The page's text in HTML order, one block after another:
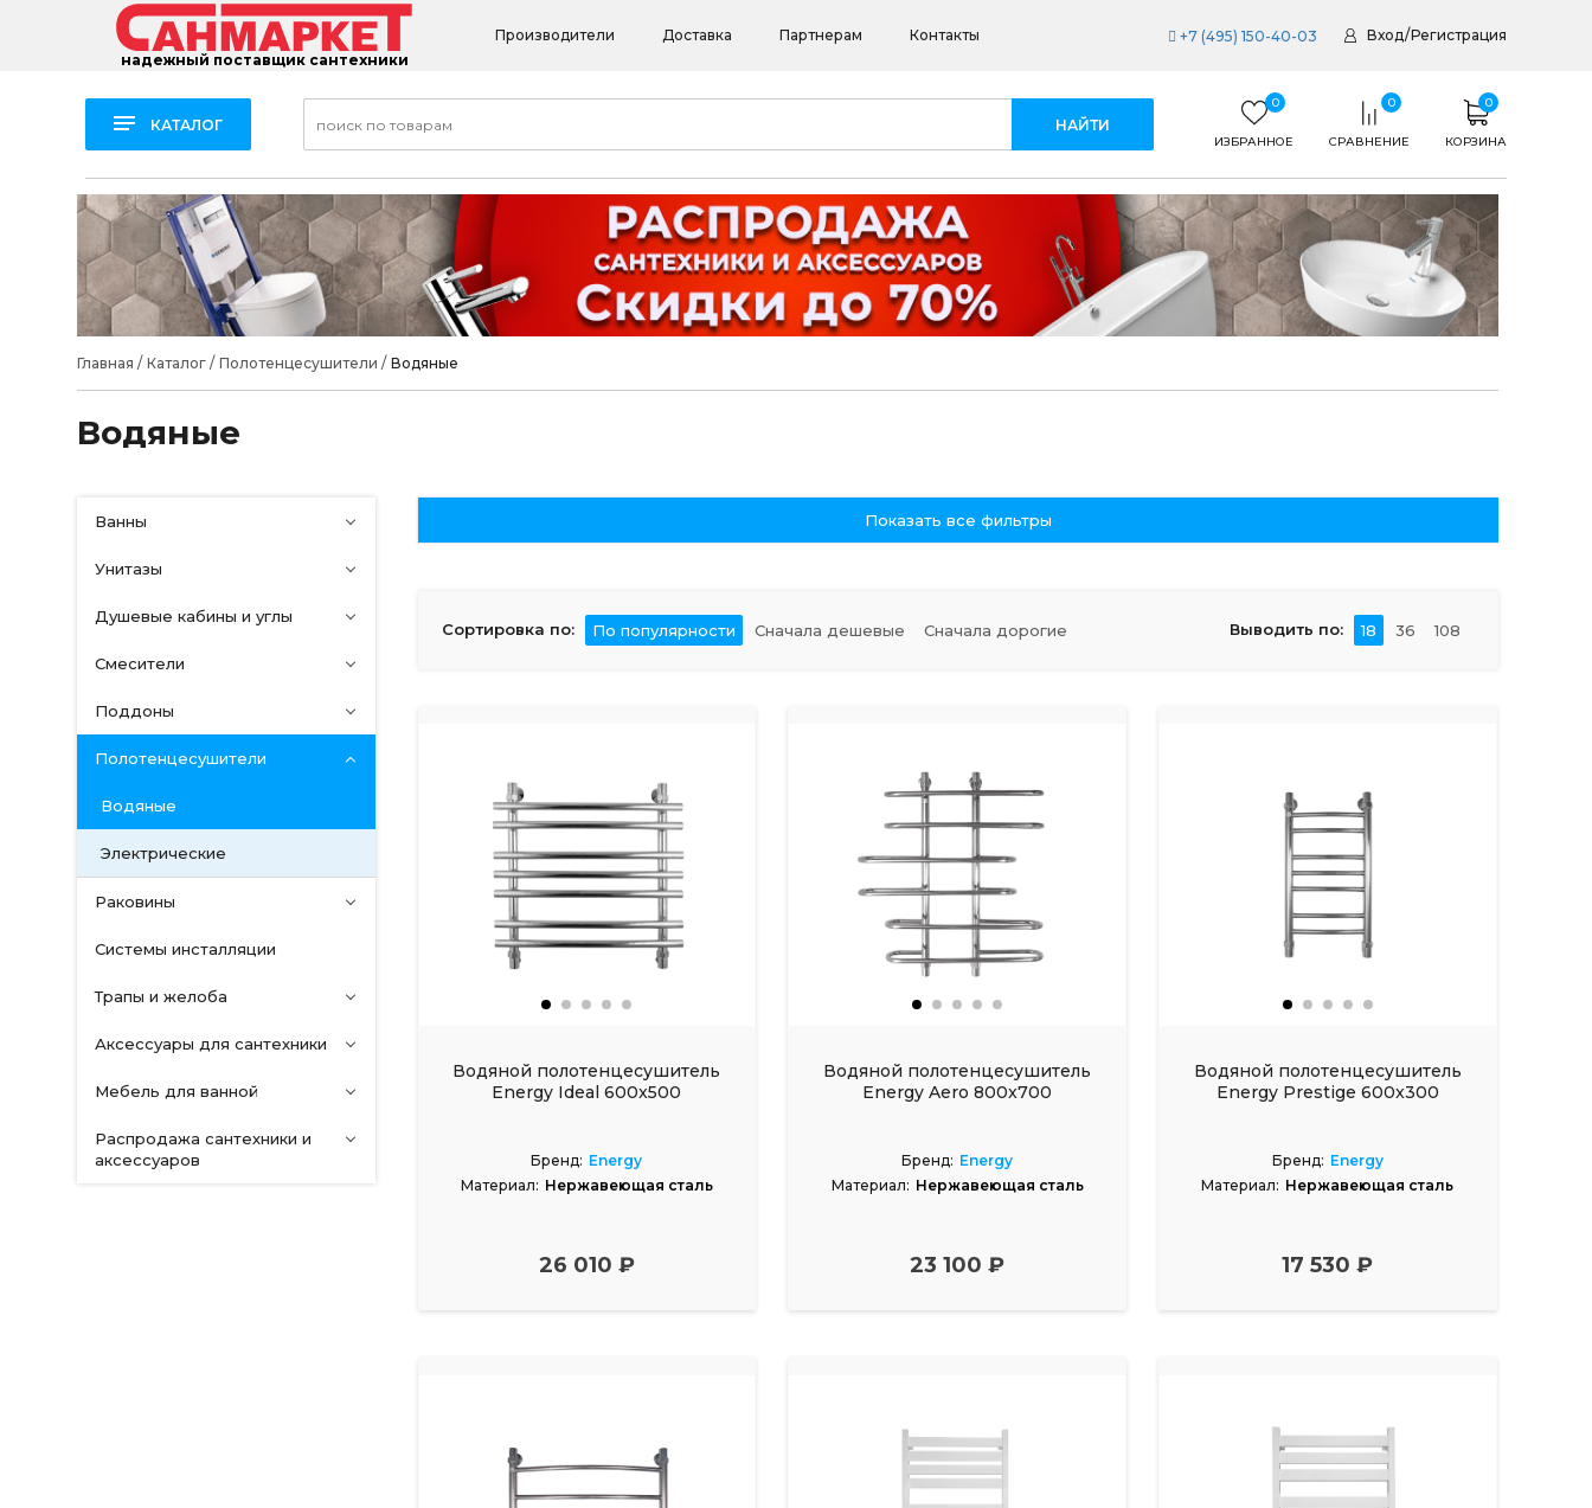
надежный поставщик сантехники
Производители Доставка Партнерам Контакты +7 (495) 150-40-03 Вход/Регистрация
КАТАЛОГ
0
ИЗБРАННОЕ
0
СРАВНЕНИЕ
0
КОРЗИНА
Главная / Каталог/ Полотенцесушители / Водяные
Водяные
Ванны
Унитазы
Душевые кабины и углы
Смесители
Поддоны
Полотенцесушители
Водяные
Электрические
Раковины
Системы инсталляции
Трапы и желоба
Аксессуары для сантехники
Мебель для ванной
Распродажа сантехники и
аксессуаров
Показать все фильтры
Сортировка по: По популярности Сначала дешевые Сначала дорогие Выводить по: 18 36 108
Водяной полотенцесушитель
Energy Ideal 600x500
Бренд: Energy
Материал: Нержавеющая сталь
26 010 ₽
Водяной полотенцесушитель
Energy Aero 800x700
Бренд: Energy
Материал: Нержавеющая сталь
23 100 ₽
Водяной полотенцесушитель
Energy Prestige 600x300
Бренд: Energy
Материал: Нержавеющая сталь
17 530 ₽